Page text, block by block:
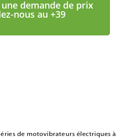
demande de prix
nous au +39
de motovibrateurs électriques à